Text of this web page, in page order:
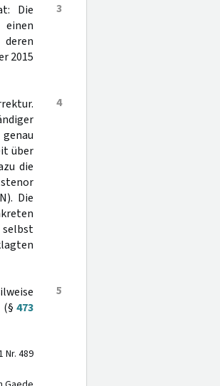
3
Die
2015
4
über
die
Die
5
(§ 473
Nr. 489